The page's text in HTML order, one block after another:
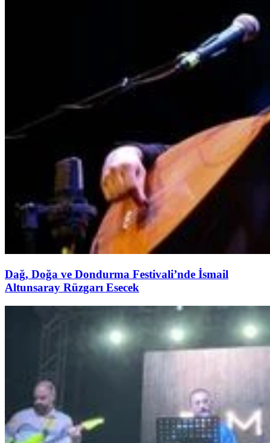
Dağ, Doğa ve Dondurma Festivali’nde İsmail
Altunsaray Rüzgarı Esecek